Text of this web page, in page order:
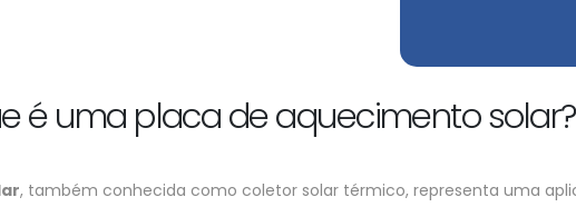
é uma placa de aquecimento solar?
, também conhecida como coletor solar térmico, representa uma